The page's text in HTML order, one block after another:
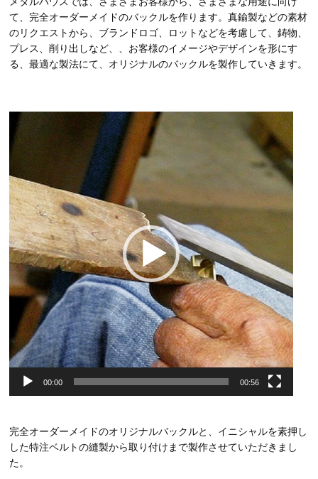
て、完全オーダーメイドのバックルを作ります。真鍮製などの素材
のリクエストから、ブランドロゴ、ロットなどを考慮して、鋳物、
プレス、削り出しなど、、お客様のイメージやデザインを形にす
る、最適な製法にて、オリジナルのバックルを製作していきます。
プ
ー
ヤ
ー
00:00 00:56
完全オーダーメイドのオリジナルバックルと、イニシャルを素押し
した特注ベルトの縫製から取り付けまで製作させていただきまし
た。